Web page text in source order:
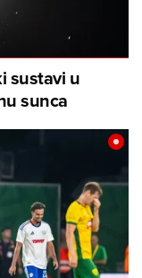
sustavi u
sunca